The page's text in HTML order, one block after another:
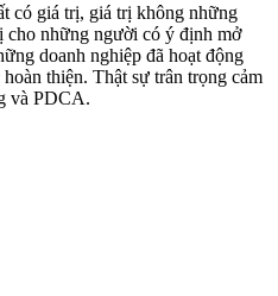
có giá trị, giá trị không những
cho những người có ý định mở
doanh nghiệp đã hoạt động
thiện. Thật sự trân trọng cảm
và PDCA.